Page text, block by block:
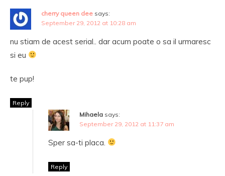
cherry queen dee says:
September 29, 2012 at 10:28 am
nu stiam de acest serial.. dar acum poate o sa il urmaresc
si eu
te pup!
Reply
Mihaela says:
September 29, 2012 at 11:37 am
Sper sa-ti placa.
Reply